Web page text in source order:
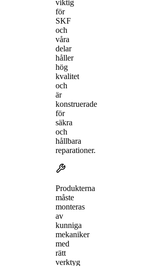
viktig
för
SKF
och
våra
delar
håller
hög
kvalitet
och
är
konstruerade
för
säkra
och
hållbara
reparationer.
Produkterna
måste
monteras
av
kunniga
mekaniker
med
rätt
verktyg